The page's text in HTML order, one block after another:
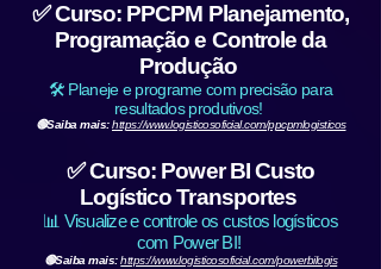
✅ Curso: PPCPM Planejamento,
Programação e Controle da
Produção
🛠️ Planeje e programe com precisão para
resultados produtivos!
🟢Saiba mais:https://www.logisticosoficial.com/ppcpmlogisticos
✅ Curso: Power BI Custo
Logístico Transportes
📊 Visualize e controle os custos logísticos
com Power BI!
🟢Saiba mais:https://www.logisticosoficial.com/powerbilogis